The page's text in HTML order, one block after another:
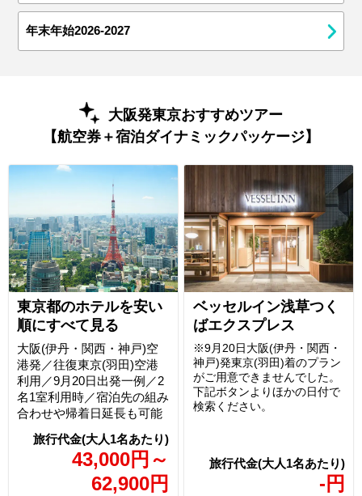
年末年始2026-2027
大阪発東京おすすめツアー
【航空券＋宿泊ダイナミックパッケージ】
東京都のホテルを安い
順にすべて見る
43,000円 ～
62,900円
大阪(伊丹・関西・神戸)空
港発／往復東京(羽田)空港
利用／9月20日出発一例／2
名1室利用時／宿泊先の組み
合わせや帰着日延長も可能
ベッセルイン浅草つく
ばエクスプレス
- 円
※9月20日大阪(伊丹・関西・
神戸)発東京(羽田)着のプラン
がご用意できませんでした。
下記ボタンよりほかの日付で
検索ください。